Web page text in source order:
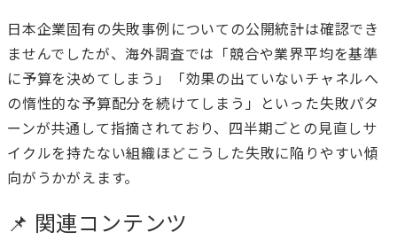
日本企業固有の失敗事例についての公開統計は確認でき
ませんでしたが、海外調査では「競合や業界平均を基準
に予算を決めてしまう」「効果の出ていないチャネルへ
の惰性的な予算配分を続けてしまう」といった失敗パタ
ーンが共通して指摘されており、四半期ごとの見直しサ
イクルを持たない組織ほどこうした失敗に陥りやすい傾
向がうかがえます。
📌 関連コンテンツ